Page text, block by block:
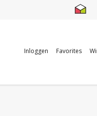
Inloggen Favorites